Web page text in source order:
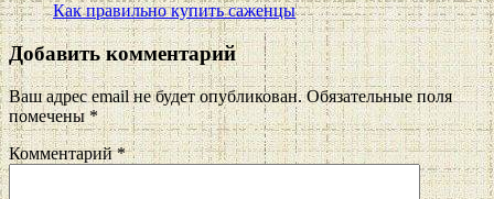
Как правильно купить саженцы
Добавить комментарий
Ваш адрес email не будет опубликован. Обязательные поля
помечены *
Комментарий*